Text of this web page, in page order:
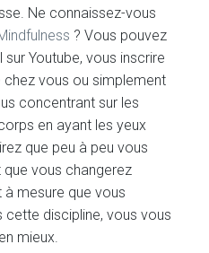
Ne connaissez-vous
? Vous pouvez
Youtube, vous inscrire
chez vous ou simplement
concentrant sur les
en ayant les yeux
que peu à peu vous
vous changerez
à mesure que vous
cette discipline, vous vous
mieux.